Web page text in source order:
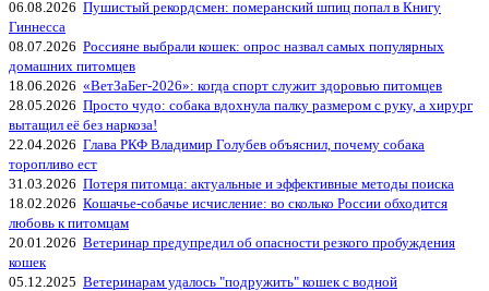
06.08.2026 Пушистый рекордсмен: померанский шпиц попал в Книгу
Гиннесса
08.07.2026 Россияне выбрали кошек: опрос назвал самых популярных
домашних питомцев
18.06.2026 «ВетЗаБег‑2026»: когда спорт служит здоровью питомцев
28.05.2026 Просто чудо: собака вдохнула палку размером с руку, а хирург
вытащил её без наркоза!
22.04.2026 Глава РКФ Владимир Голубев объяснил, почему собака
торопливо ест
31.03.2026 Потеря питомца: актуальные и эффективные методы поиска
18.02.2026 Кошачье-собачье исчисление: во сколько России обходится
любовь к питомцам
20.01.2026 Ветеринар предупредил об опасности резкого пробуждения
кошек
05.12.2025 Ветеринарам удалось "подружить" кошек с водной